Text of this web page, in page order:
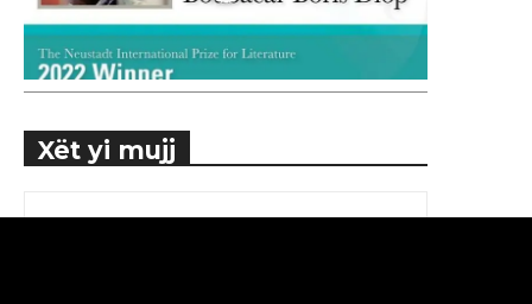
Xët yi mujj